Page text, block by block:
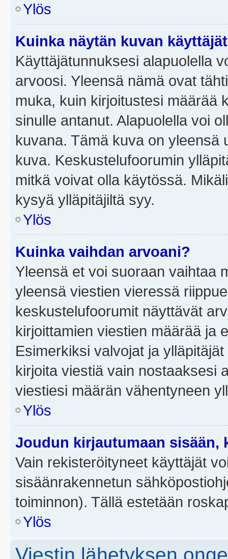
Ylös
Kuinka näytän kuvan
Käyttäjätunnuksesi alapuolella
arvoosi. Yleensä nämä ovat
muka, kuin kirjoitustesi määrää
sinulle antanut. Alapuolella voi
kuvana. Tämä kuva on yleensä
kuva. Keskustelufoorumin
mitkä voivat olla käytössä.
kysyä ylläpitäjiltä syy.
Ylös
Kuinka vaihdan arvoani?
Yleensä et voi suoraan vaihtaa
yleensä viestien vieressä
keskustelufoorumit näyttävät
kirjoittamien viestien määrää ja
Esimerkiksi valvojat ja
kirjoita viestiä vain nostaaksesi
viestiesi määrän vähentyneen
Ylös
Joudun kirjautumaan sisään,
Vain rekisteröityneet käyttäjät
sisäänrakennetun
toiminnon). Tällä estetään
Ylös